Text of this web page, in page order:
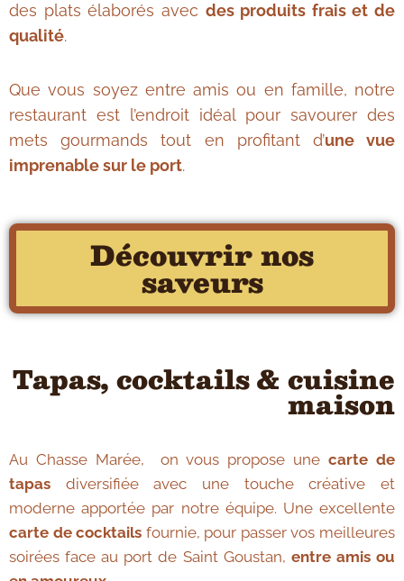
des plats élaborés avec des produits frais et de
qualité.
Que vous soyez entre amis ou en famille, notre
restaurant est l’endroit idéal pour savourer des
mets gourmands tout en profitant d’une vue
imprenable sur le port.
Découvrir nos
saveurs
Tapas, cocktails & cuisine
maison
Au Chasse Marée, on vous propose unecarte de
tapas diversifiée avec une touche créative et
moderne apportée par notre équipe. Une excellente
carte de cocktails fournie, pour passer vos meilleures
soirées face au port de Saint Goustan, entre amis ou